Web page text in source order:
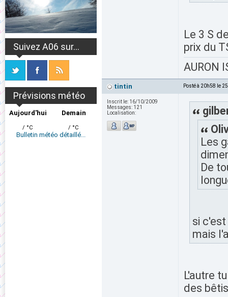
Suivez A06 sur...
Prévisions météo
Aujourd'hui
/ °C
Demain
/ °C
Bulletin météo détaillé...
Le 3 S
prix du
AURON
tintin Posté à 20h58 le
Inscrit le: 16/10/2009
Messages: 121
Localisation:
Les
De
si
mais
L'autre
des